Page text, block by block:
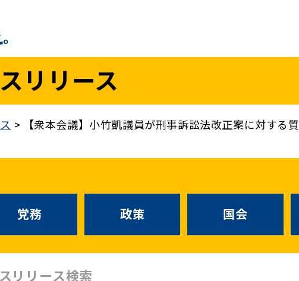
」
援10策
選挙情報
党基本情報
リリース
> 【衆本会議】小竹凱議員が刑事訴訟法改正案に対する
党務 政策 国会